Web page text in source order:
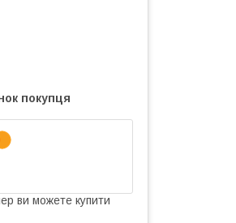
покупця
ви можете купити